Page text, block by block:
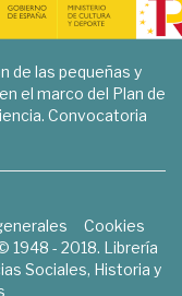
de las pequeñas y
el marco del Plan de
Convocatoria
Cookies
1948 - 2018. Librería
Sociales, Historia y